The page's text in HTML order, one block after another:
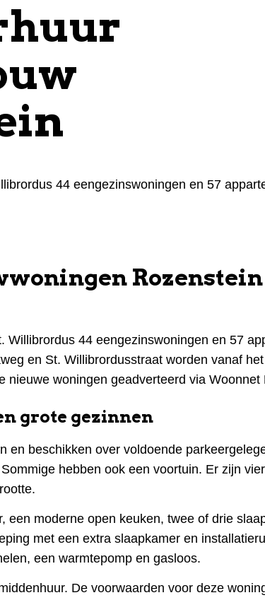
44 eengezinswoningen en 57
44 eengezinswoningen en 57
en St. Willibrordusstraat worden vanaf
woningen geadverteerd via Woonnet
grote gezinnen
en beschikken over voldoende
hebben ook een voortuin. Er zijn
moderne open keuken, twee of drie
met een extra slaapkamer en
een warmtepomp en gasloos.
De voorwaarden voor deze